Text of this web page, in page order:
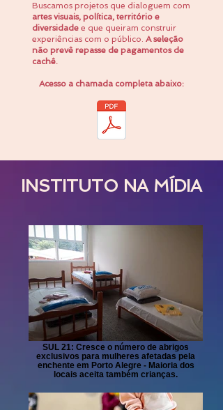
Buscamos projetos que dialoguem com
artes visuais, política, território e
diversidade e que queiram construir
experiências com o público. A seleção
não prevê repasse de pagamentos de
cachê.
Acesso a chamada completa abaixo:
INSTITUTO NA MÍDIA
SUL 21: Cresce o número de abrigos
exclusivos para mulheres afetadas pela
enchente em Porto Alegre - Maioria dos
locais aceita também crianças.